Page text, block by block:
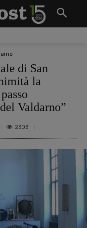
di San
la
Valdarno”
2303